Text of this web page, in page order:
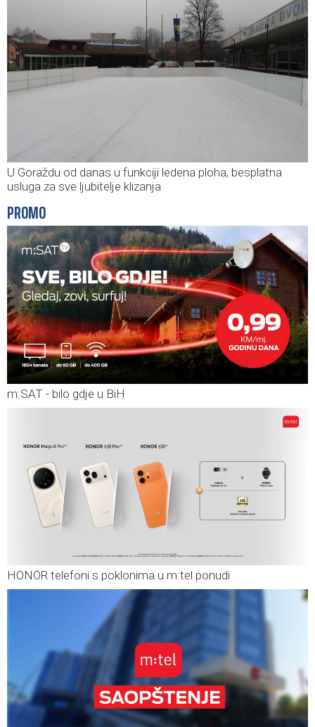
U Goraždu od danas u funkciji ledena ploha, besplatna
usluga za sve ljubitelje klizanja
PROMO
m:SAT - bilo gdje u BiH
HONOR telefoni s poklonima u m:tel ponudi